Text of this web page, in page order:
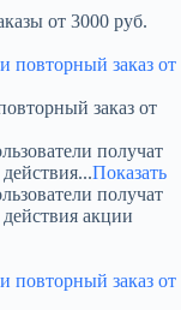
от 3000 руб.
заказ от
получат
Показать
получат
акции